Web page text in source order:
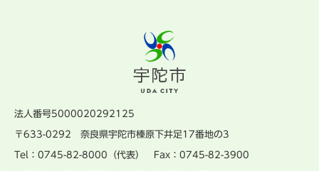
法人番号5000020292125
〒633-0292 奈良県宇陀市榛原下井足17番地の3
Tel：0745-82-8000（代表） Fax：0745-82-3900